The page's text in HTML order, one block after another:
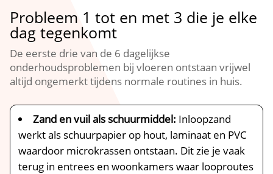
Probleem 1 tot en met 3 die je elke
dag tegenkomt
De eerste drie van de 6 dagelijkse
onderhoudsproblemen bij vloeren ontstaan vrijwel
altijd ongemerkt tijdens normale routines in huis.​
Zand en vuil als schuurmiddel: Inloopzand
werkt als schuurpapier op hout, laminaat en PVC
waardoor microkrassen ontstaan.​ Dit zie je vaak
terug in entrees en woonkamers waar looproutes